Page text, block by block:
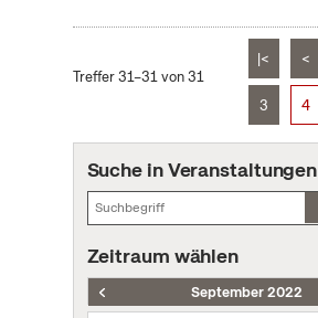
Treffer 31–31 von 31
|< <
3 4
Suche in Veranstaltungen
Zeitraum wählen
September 2022